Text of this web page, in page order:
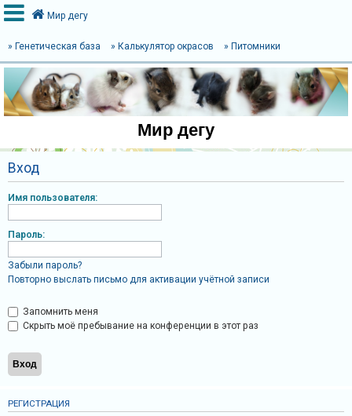
В
х
о
Р
е
г
и
с
т
р
а
и
я
Мир дегу
» Генетическая база » Калькулятор окрасов » Питомники
Мир дегу
Вход
Имя пользователя:
Пароль:
Забыли пароль?
Повторно выслать письмо для активации учётной записи
Запомнить меня
Скрыть моё пребывание на конференции в этот раз
РЕГИСТРАЦИЯ